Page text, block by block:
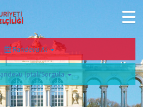
Randevu Al
İptal/Sorgula